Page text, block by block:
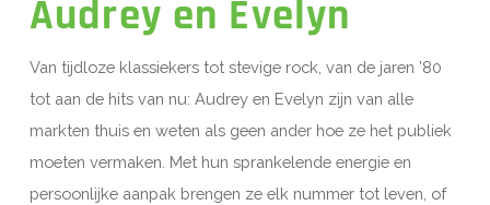
Audrey en Evelyn
Van tijdloze klassiekers tot stevige rock, van de jaren ’80
tot aan de hits van nu: Audrey en Evelyn zijn van alle
markten thuis en weten als geen ander hoe ze het publiek
moeten vermaken. Met hun sprankelende energie en
persoonlijke aanpak brengen ze elk nummer tot leven, of